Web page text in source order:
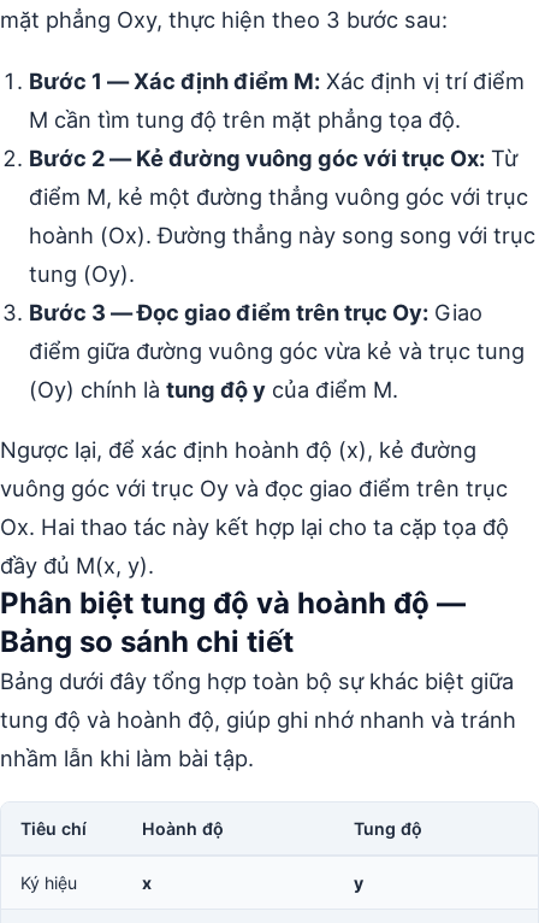
mặt phẳng Oxy, thực hiện theo 3 bước sau:
Bước 1 — Xác định điểm M: Xác định vị trí điểm
M cần tìm tung độ trên mặt phẳng tọa độ.
Bước 2 — Kẻ đường vuông góc với trục Ox: Từ
điểm M, kẻ một đường thẳng vuông góc với trục
hoành (Ox). Đường thẳng này song song với trục
tung (Oy).
Bước 3 — Đọc giao điểm trên trục Oy: Giao
điểm giữa đường vuông góc vừa kẻ và trục tung
(Oy) chính là tung độ y của điểm M.
Ngược lại, để xác định hoành độ (x), kẻ đường
vuông góc với trục Oy và đọc giao điểm trên trục
Ox. Hai thao tác này kết hợp lại cho ta cặp tọa độ
đầy đủ M(x, y).
Phân biệt tung độ và hoành độ —
Bảng so sánh chi tiết
Bảng dưới đây tổng hợp toàn bộ sự khác biệt giữa
tung độ và hoành độ, giúp ghi nhớ nhanh và tránh
nhầm lẫn khi làm bài tập.
Tiêu chí Hoành độ Tung độ
Ký hiệu x y